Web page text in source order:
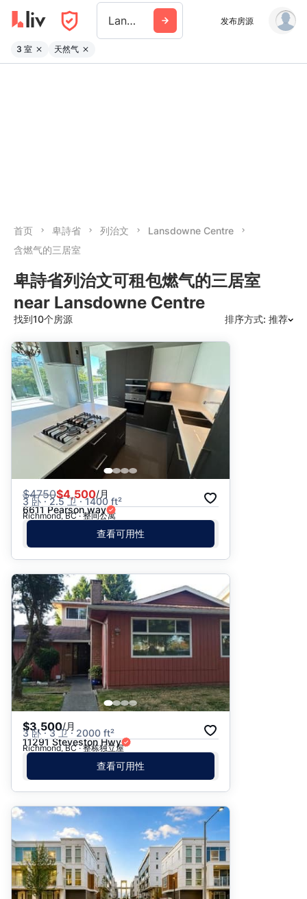
Lansdowne Centre 发布房源
3 室 天然气
首页 卑詩省 列治文
Lansdowne Centre
含燃气的三居室
卑詩省列治文可租包燃气的三居室
near Lansdowne Centre
找到10个房源 排序方式: 推荐
推荐
日期: 最新日期在前
日期: 过往日期在前
价格 - $$$ 到 $
价格 - $ 到 $$$
$4750$4,500/月
3 卧 · 2.5 卫 · 1400 ft²
6611 Pearson way
Richmond, BC · 整间公寓
查看可用性
$3,500/月
3 卧 · 3 卫 · 2000 ft²
11291 Steveston Hwy
Richmond, BC · 整栋独立屋
查看可用性